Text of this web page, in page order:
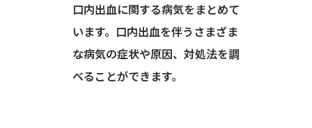
口内出血に関する病気をまとめて
います。口内出血を伴うさまざま
な病気の症状や原因、対処法を調
べることができます。